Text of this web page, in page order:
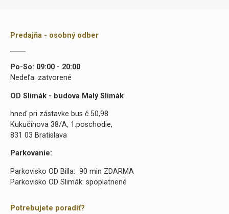
Predajňa - osobný odber
Po-So: 09:00 - 20:00
Nedeľa: zatvorené
OD Slimák - budova Malý Slimák
hneď pri zástavke bus č.50,98
Kukučínova 38/A, 1.poschodie,
831 03 Bratislava
Parkovanie:
Parkovisko OD Billa: 90 min ZDARMA
Parkovisko OD Slimák: spoplatnené
Potrebujete poradiť?